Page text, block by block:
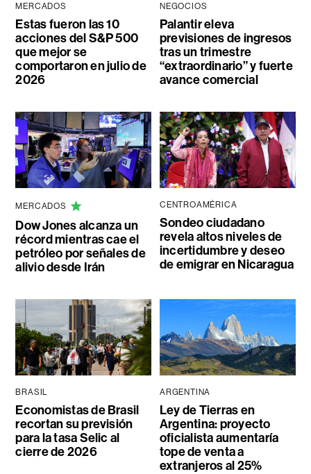
MERCADOS
Estas fueron las 10
acciones del S&P 500
que mejor se
comportaron en julio de
2026
NEGOCIOS
Palantir eleva
previsiones de ingresos
tras un trimestre
“extraordinario” y fuerte
avance comercial
MERCADOS
Dow Jones alcanza un
récord mientras cae el
petróleo por señales de
alivio desde Irán
CENTROAMÉRICA
Sondeo ciudadano
revela altos niveles de
incertidumbre y deseo
de emigrar en Nicaragua
BRASIL
Economistas de Brasil
recortan su previsión
para la tasa Selic al
cierre de 2026
ARGENTINA
Ley de Tierras en
Argentina: proyecto
oficialista aumentaría
tope de venta a
extranjeros al 25%